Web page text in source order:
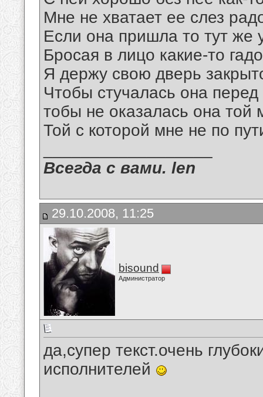
Мне не хватает ее слез
Если она пришла то тут же
Бросая в лицо какие-то
Я держу свою дверь
Чтобы стучалась она
тобы не оказалась она
Той с которой мне не по
Всегда с вами. len
29.10.2008, 11:25
bisound
Администратор
да,супер текст.очень
исполнителей